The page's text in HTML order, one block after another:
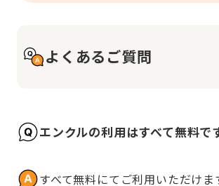
よくあるご質問
エンクルの利用はすべて無料で
すべて無料にてご利用いただけま